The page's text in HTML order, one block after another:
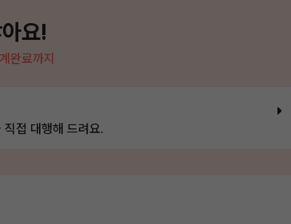
요!
완료까지
직접 대행해 드려요.